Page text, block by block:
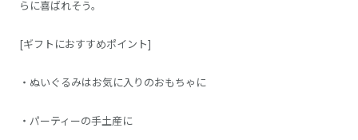
らに喜ばれそう。
[ギフトにおすすめポイント]
・ぬいぐるみはお気に入りのおもちゃに
・パーティーの手土産に